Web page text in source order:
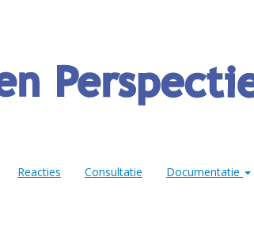
Reacties Consultatie Documentatie